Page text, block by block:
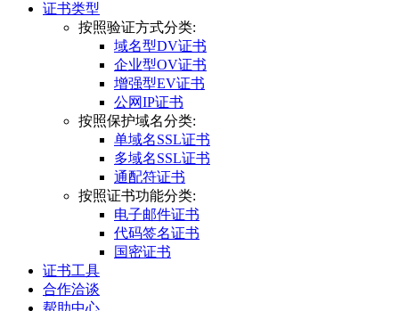
证书类型
按照验证方式分类:
域名型DV证书
企业型OV证书
增强型EV证书
公网IP证书
按照保护域名分类:
单域名SSL证书
多域名SSL证书
通配符证书
按照证书功能分类:
电子邮件证书
代码签名证书
国密证书
证书工具
合作洽谈
帮助中心